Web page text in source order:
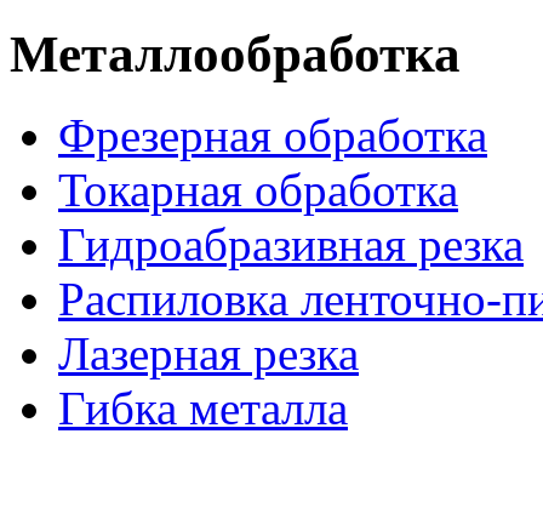
Металлообработка
Фрезерная обработка
Токарная обработка
Гидроабразивная резка
Распиловка ленточно-
Лазерная резка
Гибка металла